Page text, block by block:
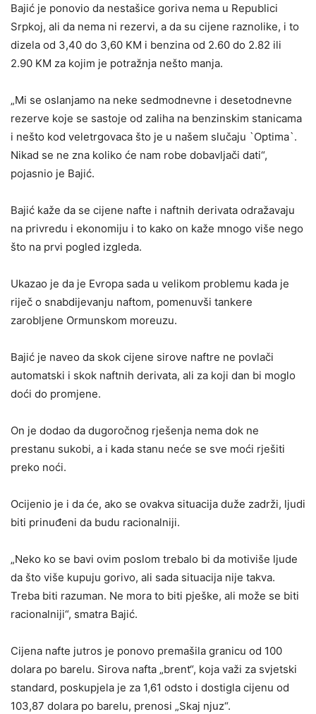
Bajić je ponovio da nestašice goriva nema u Republici
Srpkoj, ali da nema ni rezervi, a da su cijene raznolike, i to
dizela od 3,40 do 3,60 KM i benzina od 2.60 do 2.82 ili
2.90 KM za kojim je potražnja nešto manja.
„Mi se oslanjamo na neke sedmodnevne i desetodnevne
rezerve koje se sastoje od zaliha na benzinskim stanicama
i nešto kod veletrgovaca što je u našem slučaju `Optima`.
Nikad se ne zna koliko će nam robe dobavljači dati“,
pojasnio je Bajić.
Bajić kaže da se cijene nafte i naftnih derivata odražavaju
na privredu i ekonomiju i to kako on kaže mnogo više nego
što na prvi pogled izgleda.
Ukazao je da je Evropa sada u velikom problemu kada je
riječ o snabdijevanju naftom, pomenuvši tankere
zarobljene Ormunskom moreuzu.
Bajić je naveo da skok cijene sirove naftre ne povlači
automatski i skok naftnih derivata, ali za koji dan bi moglo
doći do promjene.
On je dodao da dugoročnog rješenja nema dok ne
prestanu sukobi, a i kada stanu neće se sve moći rješiti
preko noći.
Ocijenio je i da će, ako se ovakva situacija duže zadrži, ljudi
biti prinuđeni da budu racionalniji.
„Neko ko se bavi ovim poslom trebalo bi da motiviše ljude
da što više kupuju gorivo, ali sada situacija nije takva.
Treba biti razuman. Ne mora to biti pješke, ali može se biti
racionalniji“, smatra Bajić.
Cijena nafte jutros je ponovo premašila granicu od 100
dolara po barelu. Sirova nafta „brent“, koja važi za svjetski
standard, poskupjela je za 1,61 odsto i dostigla cijenu od
103,87 dolara po barelu, prenosi „Skaj njuz“.